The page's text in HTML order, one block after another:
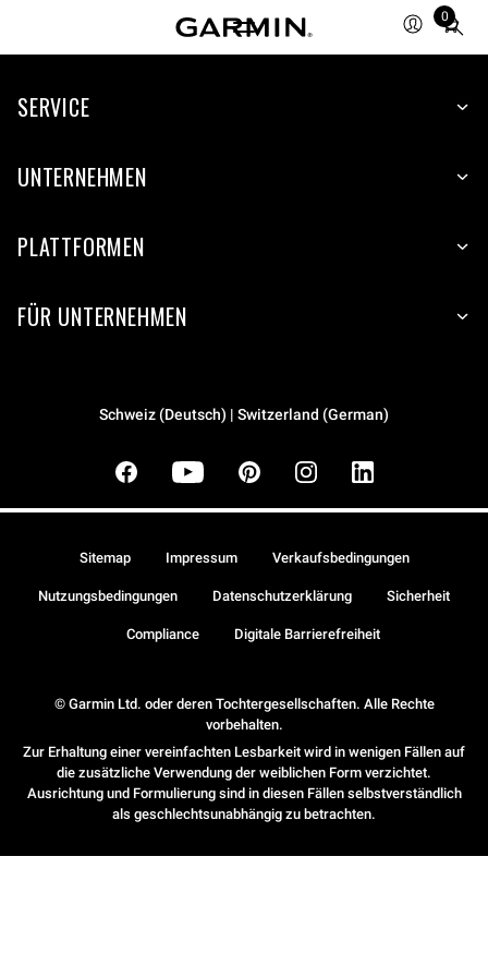
0
Total
SERVICE
UNTERNEHMEN
PLATTFORMEN
FÜR UNTERNEHMEN
Schweiz (Deutsch) | Switzerland (German)
© Garmin Ltd. oder deren Tochtergesellschaften. Alle Rechte
vorbehalten.
Zur Erhaltung einer vereinfachten Lesbarkeit wird in wenigen Fällen auf
die zusätzliche Verwendung der weiblichen Form verzichtet.
Ausrichtung und Formulierung sind in diesen Fällen selbstverständlich
als geschlechtsunabhängig zu betrachten.
Sitemap Impressum Verkaufsbedingungen
Nutzungsbedingungen Datenschutzerklärung Sicherheit
Compliance Digitale Barrierefreiheit